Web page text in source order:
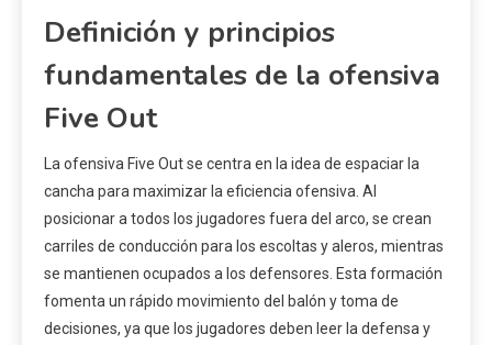
Definición y principios
fundamentales de la ofensiva
Five Out
La ofensiva Five Out se centra en la idea de espaciar la
cancha para maximizar la eficiencia ofensiva. Al
posicionar a todos los jugadores fuera del arco, se crean
carriles de conducción para los escoltas y aleros, mientras
se mantienen ocupados a los defensores. Esta formación
fomenta un rápido movimiento del balón y toma de
decisiones, ya que los jugadores deben leer la defensa y